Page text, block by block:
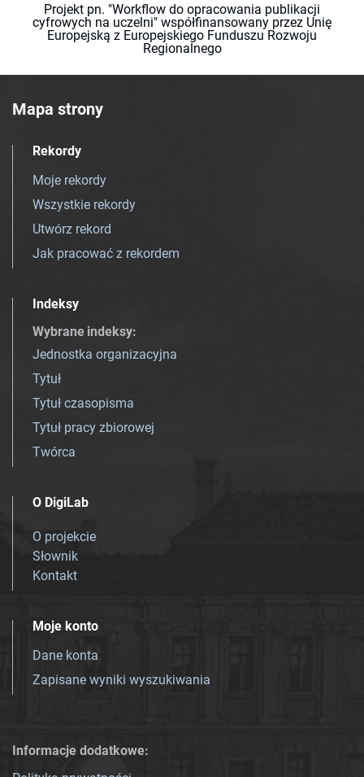
Projekt pn. "Workflow do opracowania publikacji
cyfrowych na uczelni" współfinansowany przez Unię
Europejską z Europejskiego Funduszu Rozwoju
Regionalnego
Mapa strony
Rekordy
Moje rekordy
Wszystkie rekordy
Utwórz rekord
Jak pracować z rekordem
Indeksy
Wybrane indeksy:
Jednostka organizacyjna
Tytuł
Tytuł czasopisma
Tytuł pracy zbiorowej
Twórca
O DigiLab
O projekcie
Słownik
Kontakt
Moje konto
Dane konta
Zapisane wyniki wyszukiwania
Informacje dodatkowe: